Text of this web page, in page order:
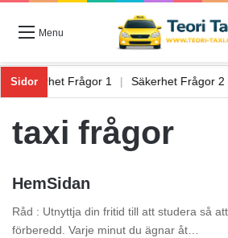
Menu
Sidor
| Säkerhet Frågor 1 Säkerhet Frågor 2
taxi frågor
HemSidan
Råd : Utnyttja din fritid till att studera så
förberedd. Varje minut du ägnar åt…